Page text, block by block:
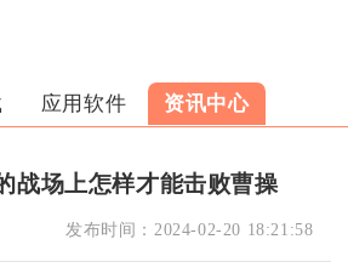
应用软件 资讯中心
战场上怎样才能击败曹操
发布时间： 2024-02-20 18:21:58